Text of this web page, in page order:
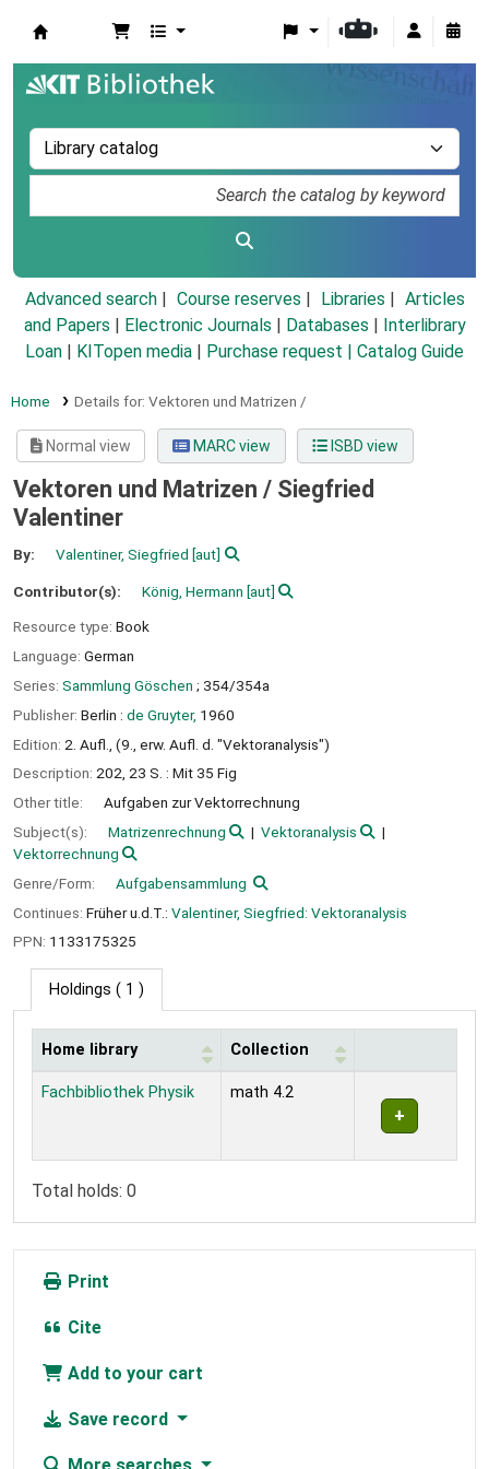
Advanced search Course reserves Libraries
Articles
and Papers
Electronic Journals Databases
Interlibrary
Loan
KITopen media Purchase request | Catalog Guide
Home Details for: Vektoren und Matrizen /
Normal view MARC view ISBD view
Vektoren und Matrizen / Siegfried
Valentiner
By: Valentiner, Siegfried [aut]
Contributor(s): König, Hermann [aut]
Resource type: Book
Language: German
Series: Sammlung Göschen ; 354/354a
Publisher: Berlin : de Gruyter, 1960
Edition: 2. Aufl., (9., erw. Aufl. d. "Vektoranalysis")
Description: 202, 23 S. : Mit 35 Fig
Other title:
Aufgaben zur Vektorrechnung
Subject(s):
Matrizenrechnung
Vektoranalysis
Vektorrechnung
Genre/Form:
Aufgabensammlung
Continues: Früher u.d.T.: Valentiner, Siegfried: Vektoranalysis
PPN: 1133175325
Holdings ( 1 )
Holdings
Home library Collection
Fachbibliothek Physik math 4.2
Total holds: 0
Print
Cite
Add to your cart
Save record